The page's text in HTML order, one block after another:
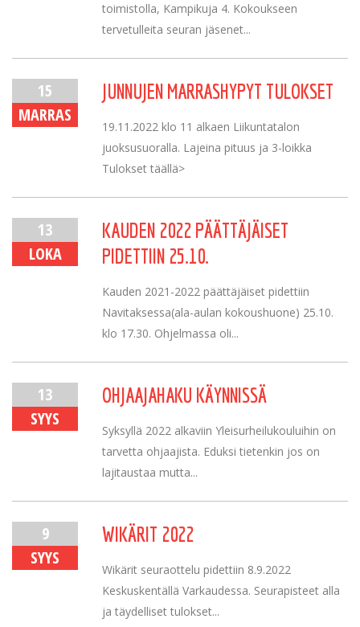
toimistolla, Kampikuja 4. Kokoukseen
tervetulleita seuran jäsenet...
15
MARRAS
JUNNUJEN MARRASHYPYT TULOKSET
19.11.2022 klo 11 alkaen Liikuntatalon
juoksusuoralla. Lajeina pituus ja 3-loikka
Tulokset täällä>
13
LOKA
KAUDEN 2022 PÄÄTTÄJÄISET
PIDETTIIN 25.10.
Kauden 2021-2022 päättäjäiset pidettiin
Navitaksessa(ala-aulan kokoushuone) 25.10.
klo 17.30. Ohjelmassa oli...
13
SYYS
OHJAAJAHAKU KÄYNNISSÄ
Syksyllä 2022 alkaviin Yleisurheilukouluihin on
tarvetta ohjaajista. Eduksi tietenkin jos on
lajitaustaa mutta...
9
SYYS
WIKÄRIT 2022
Wikärit seuraottelu pidettiin 8.9.2022
Keskuskentällä Varkaudessa. Seurapisteet alla
ja täydelliset tulokset...